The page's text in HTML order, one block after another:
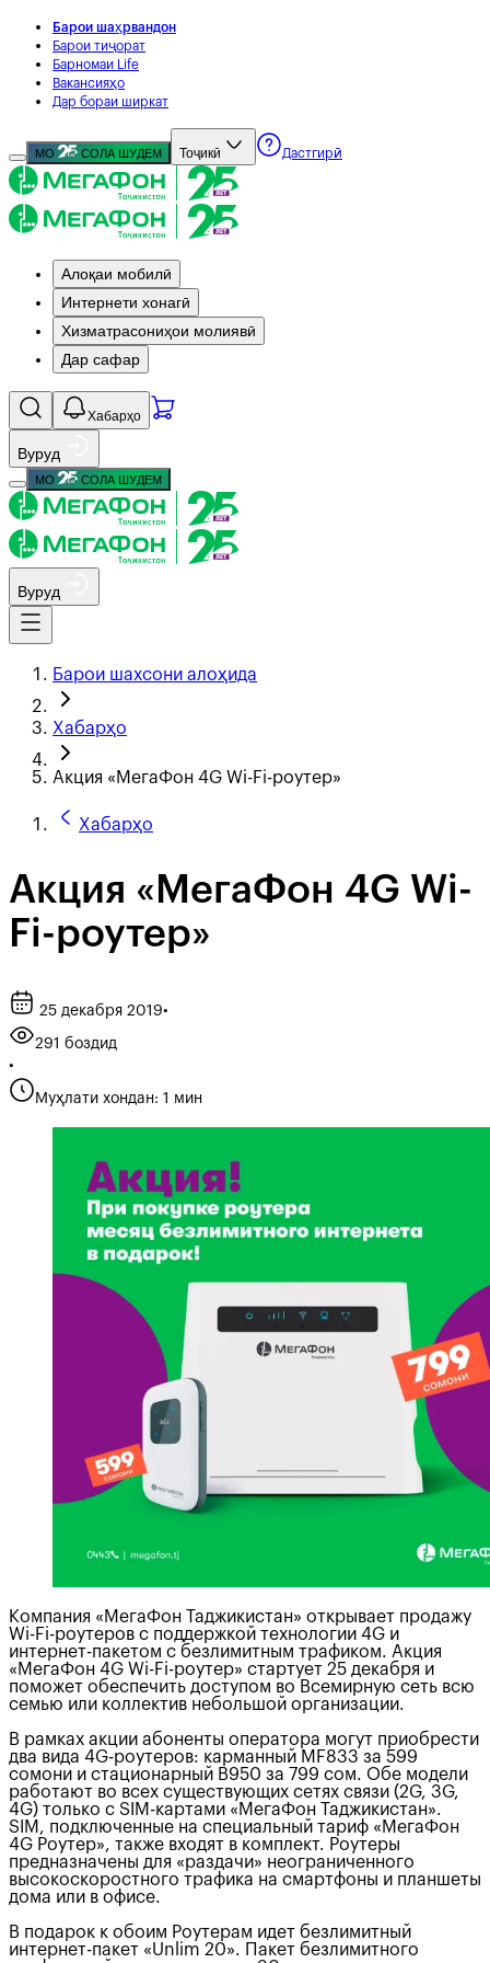
Барои шаҳрвандон
Барои тиҷорат
Барномаи Life
Вакансияҳо
Дар бораи ширкат
МО СОЛА ШУДЕМ Тоҷикӣ Дастгирӣ
Алоқаи мобилӣ
Интернети хонагӣ
Хизматрасониҳои молиявӣ
Дар сафар
Хабарҳо
Вуруд
МО СОЛА ШУДЕМ
Вуруд
Барои шахсони алоҳида
Хабарҳо
Акция «МегаФон 4G Wi-Fi-роутер»
Хабарҳо
Акция «МегаФон 4G Wi-
Fi-роутер»
25 декабря 2019•
291 боздид
•
Муҳлати хондан: 1 мин
Компания «МегаФон Таджикистан» открывает продажу
Wi-Fi-роутеров с поддержкой технологии 4G и
интернет-пакетом с безлимитным трафиком. Акция
«МегаФон 4G Wi-Fi-роутер» стартует 25 декабря и
поможет обеспечить доступом во Всемирную сеть всю
семью или коллектив небольшой организации.
В рамках акции абоненты оператора могут приобрести
два вида 4G-роутеров: карманный MF833 за 599
сомони и стационарный B950 за 799 сом. Обе модели
работают во всех существующих сетях связи (2G, 3G,
4G) только с SIM-картами «МегаФон Таджикистан».
SIM, подключенные на специальный тариф «МегаФон
4G Роутер», также входят в комплект. Роутеры
предназначены для «раздачи» неограниченного
высокоскоростного трафика на смартфоны и планшеты
дома или в офисе.
В подарок к обоим Роутерам идет безлимитный
интернет-пакет «Unlim 20». Пакет безлимитного